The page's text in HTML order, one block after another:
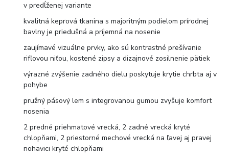
v predĺženej variante
kvalitná keprová tkanina s majoritným podielom prírodnej
bavlny je priedušná a príjemná na nosenie
zaujímavé vizuálne prvky, ako sú kontrastné prešívanie
rifľovou niťou, kostené zipsy a dizajnové zosilnenie pätiek
výrazné zvýšenie zadného dielu poskytuje krytie chrbta aj v
pohybe
pružný pásový lem s integrovanou gumou zvyšuje komfort
nosenia
2 predné priehmatové vrecká, 2 zadné vrecká kryté
chlopňami, 2 priestorné mechové vrecká na ľavej aj pravej
nohavici kryté chlopňami